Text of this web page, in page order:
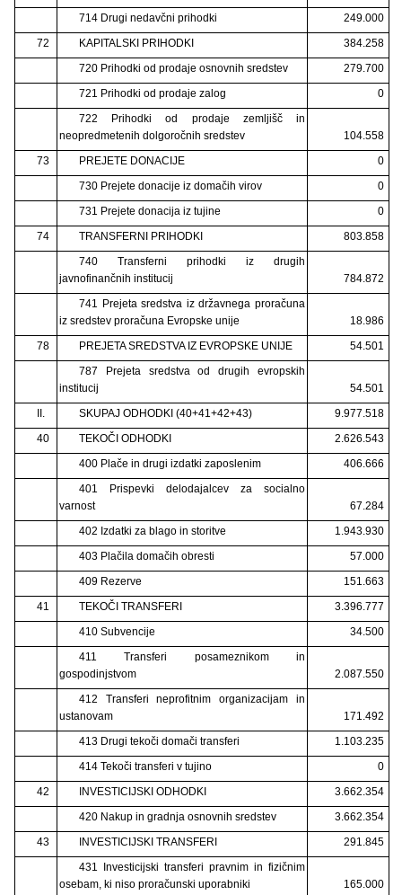
714 Drugi nedavčni prihodki
249.000
72
KAPITALSKI PRIHODKI
384.258
720 Prihodki od prodaje osnovnih sredstev
279.700
721 Prihodki od prodaje zalog
0
722 Prihodki od prodaje zemljišč in
neopredmetenih dolgoročnih sredstev
104.558
73
PREJETE DONACIJE
0
730 Prejete donacije iz domačih virov
0
731 Prejete donacija iz tujine
0
74
TRANSFERNI PRIHODKI
803.858
740 Transferni prihodki iz drugih
javnofinančnih institucij
784.872
741 Prejeta sredstva iz državnega proračuna
iz sredstev proračuna Evropske unije
18.986
78
PREJETA SREDSTVA IZ EVROPSKE UNIJE
54.501
787 Prejeta sredstva od drugih evropskih
institucij
54.501
II.
SKUPAJ ODHODKI (40+41+42+43)
9.977.518
40
TEKOČI ODHODKI
2.626.543
400 Plače in drugi izdatki zaposlenim
406.666
401 Prispevki delodajalcev za socialno
varnost
67.284
402 Izdatki za blago in storitve
1.943.930
403 Plačila domačih obresti
57.000
409 Rezerve
151.663
41
TEKOČI TRANSFERI
3.396.777
410 Subvencije
34.500
411 Transferi posameznikom in
gospodinjstvom
2.087.550
412 Transferi neprofitnim organizacijam in
ustanovam
171.492
413 Drugi tekoči domači transferi
1.103.235
414 Tekoči transferi v tujino
0
42
INVESTICIJSKI ODHODKI
3.662.354
420 Nakup in gradnja osnovnih sredstev
3.662.354
43
INVESTICIJSKI TRANSFERI
291.845
431 Investicijski transferi pravnim in fizičnim
osebam, ki niso proračunski uporabniki
165.000